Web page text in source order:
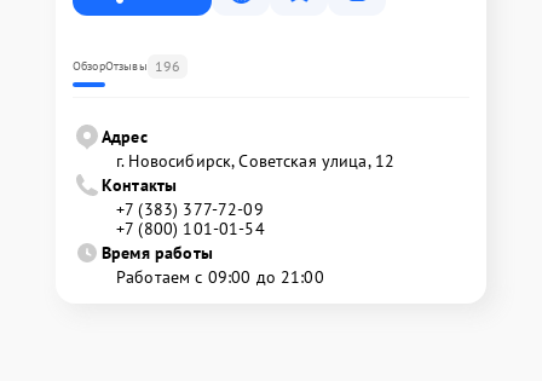
ОбзорОтзывы 196
Адрес
г. Новосибирск, Советская улица, 12
Контакты
+7 (383) 377-72-09
+7 (800) 101-01-54
Время работы
Работаем с 09:00 до 21:00